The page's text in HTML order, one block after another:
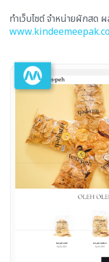
ทำเว็บไซต์ จำหน่ายผักสด